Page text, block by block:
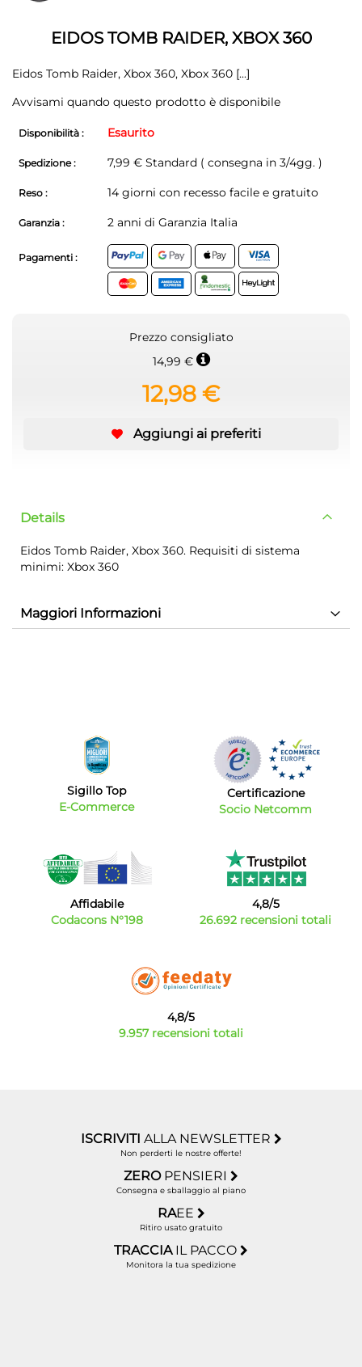
galleria
immaginiEIDOS TOMB RAIDER, XBOX 360
Eidos Tomb Raider, Xbox 360, Xbox 360 [...]
Avvisami quando questo prodotto è disponibile
Disponibilità : Esaurito
Spedizione : 7,99 € Standard ( consegna in 3/4gg. )
Reso : 14 giorni con recesso facile e gratuito
Garanzia : 2 anni di Garanzia Italia
Pagamenti :
Prezzo consigliato
14,99 €
12,98 €
Aggiungi ai preferiti
Details
Eidos Tomb Raider, Xbox 360. Requisiti di sistema
minimi: Xbox 360
Maggiori Informazioni
Sigillo Top
E-Commerce
Certificazione
Socio Netcomm
Affidabile
Codacons N°198
4,8/5
26.692 recensioni totali
4,8/5
9.957 recensioni totali
ISCRIVITI ALLA NEWSLETTER
Non perderti le nostre offerte!
ZERO PENSIERI
Consegna e sballaggio al piano
RAEE
Ritiro usato gratuito
TRACCIA IL PACCO
Monitora la tua spedizione